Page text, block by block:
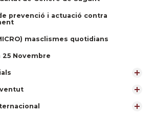
prevenció i actuació contra
masclismes quotidians
25 Novembre